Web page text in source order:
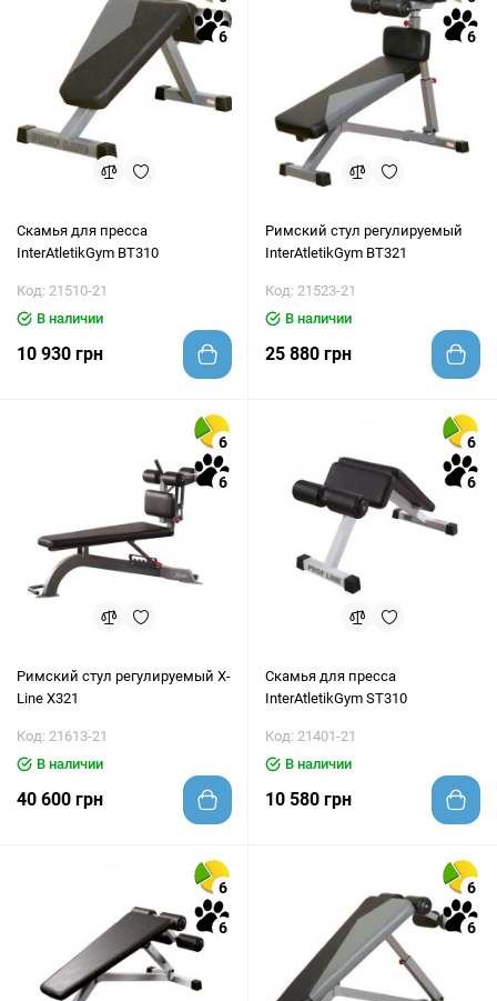
6
Скамья для пресса
InterAtletikGym BT310
Код: 21510-21
В наличии
10 930 грн
6
Римский стул регулируемый
InterAtletikGym BT321
Код: 21523-21
В наличии
25 880 грн
6
6
Римский стул регулируемый X-
Line X321
Код: 21613-21
В наличии
40 600 грн
6
6
Скамья для пресса
InterAtletikGym ST310
Код: 21401-21
В наличии
10 580 грн
6
6
6
6